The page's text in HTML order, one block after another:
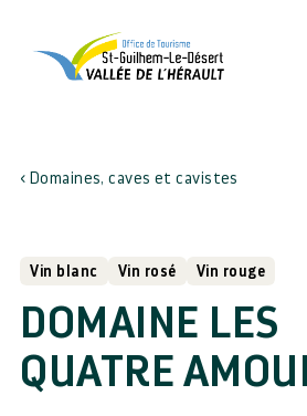
Domaines, caves et cavistes
Vin blanc Vin rosé Vin rouge
DOMAINE LES
QUATRE